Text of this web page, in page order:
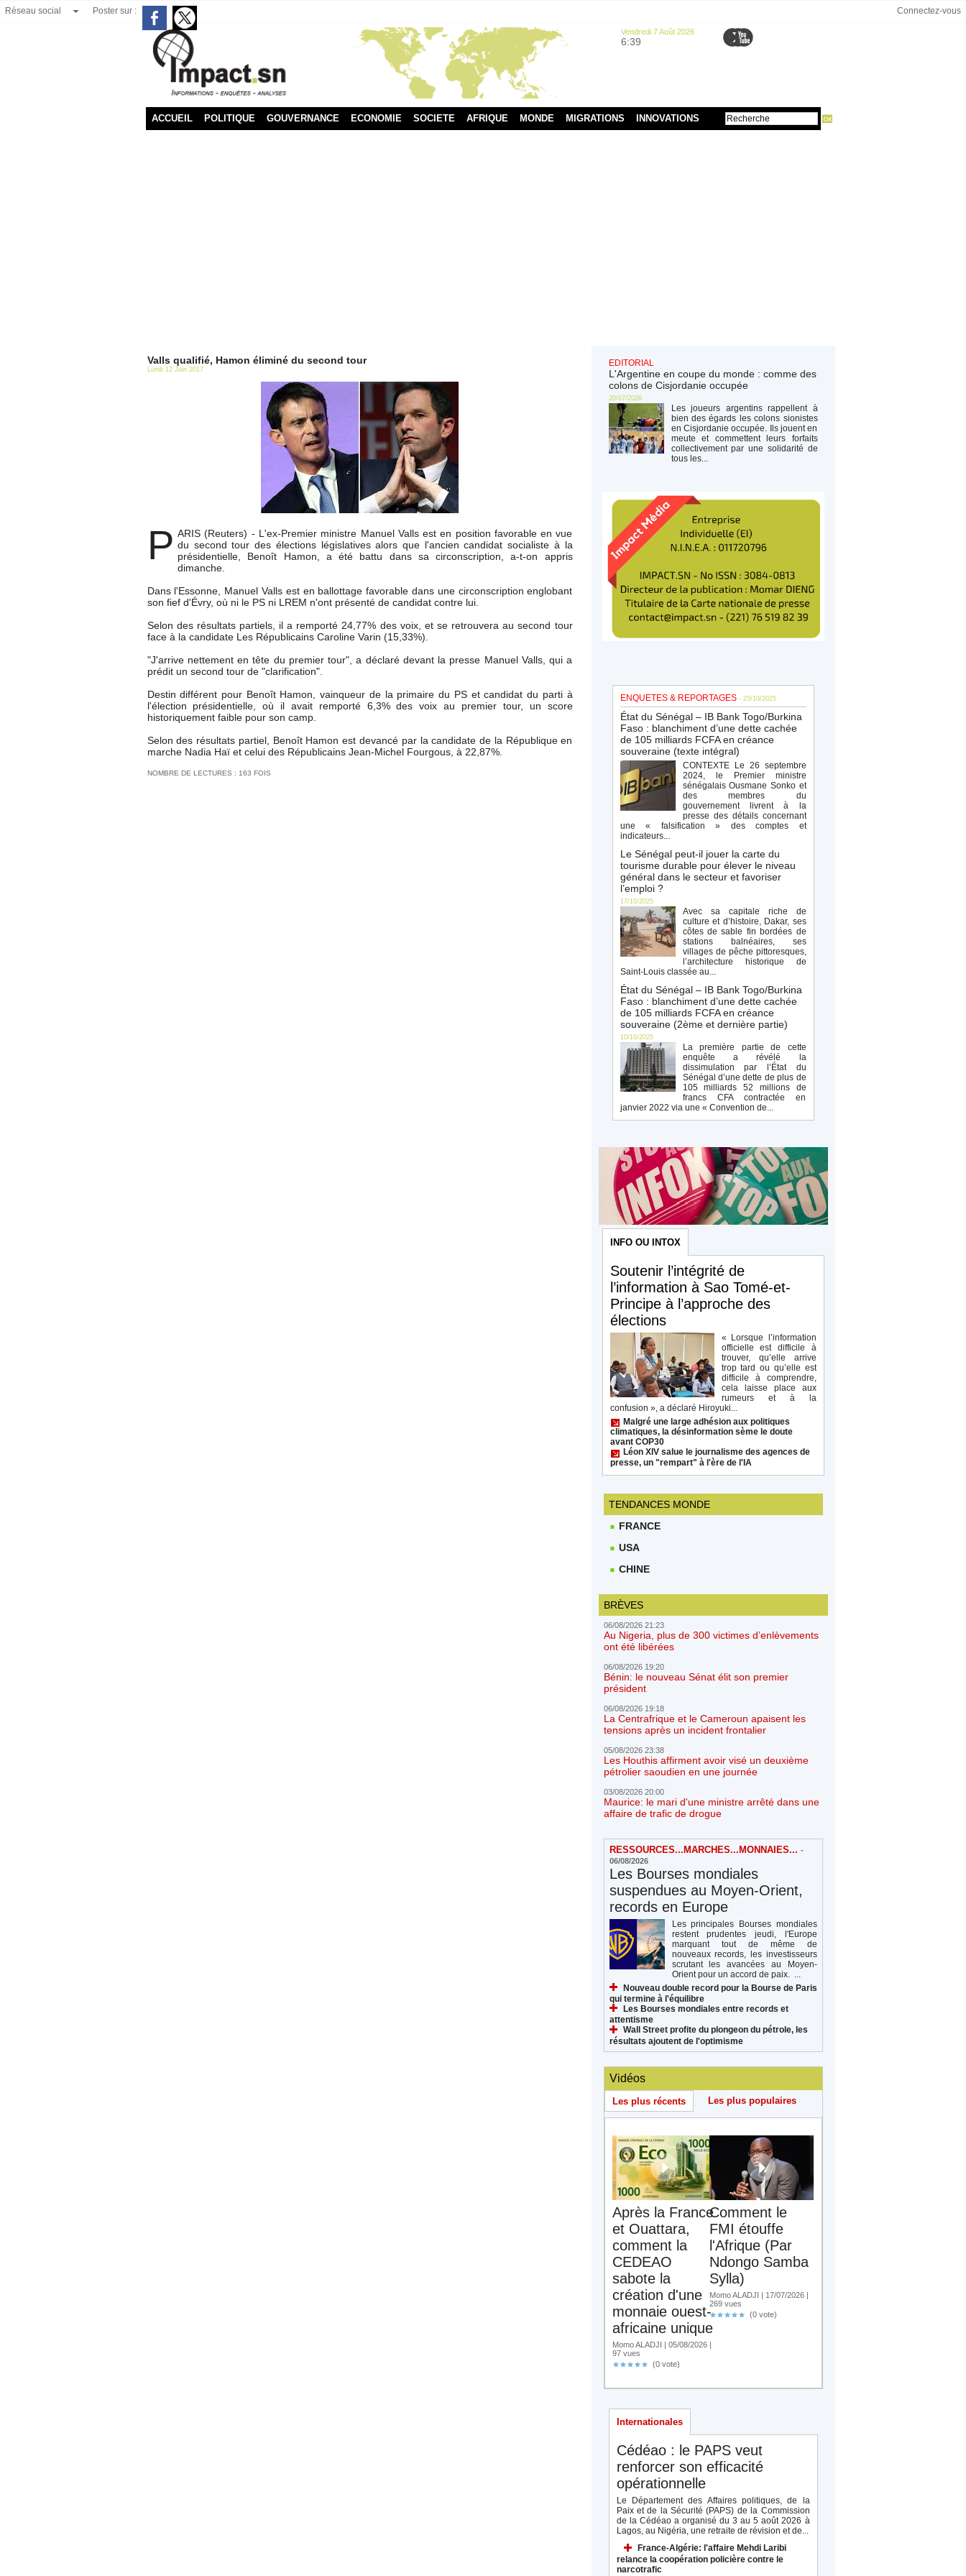
Réseau social Poster sur : Connectez-vous
Vendredi 7 Août 2026
6:39
ACCUEIL POLITIQUE GOUVERNANCE ECONOMIE SOCIETE AFRIQUE MONDE MIGRATIONS INNOVATIONS
Valls qualifié, Hamon éliminé du second tour
Lundi 12 Juin 2017
P ARIS (Reuters) - L'ex-Premier ministre Manuel Valls est en position favorable en vue
du second tour des élections législatives alors que l'ancien candidat socialiste à la
présidentielle, Benoît Hamon, a été battu dans sa circonscription, a-t-on appris
dimanche.
Dans l'Essonne, Manuel Valls est en ballottage favorable dans une circonscription englobant
son fief d'Évry, où ni le PS ni LREM n'ont présenté de candidat contre lui.
Selon des résultats partiels, il a remporté 24,77% des voix, et se retrouvera au second tour
face à la candidate Les Républicains Caroline Varin (15,33%).
"J'arrive nettement en tête du premier tour", a déclaré devant la presse Manuel Valls, qui a
prédit un second tour de "clarification".
Destin différent pour Benoît Hamon, vainqueur de la primaire du PS et candidat du parti à
l'élection présidentielle, où il avait remporté 6,3% des voix au premier tour, un score
historiquement faible pour son camp.
Selon des résultats partiel, Benoît Hamon est devancé par la candidate de la République en
marche Nadia Haï et celui des Républicains Jean-Michel Fourgous, à 22,87%.
NOMBRE DE LECTURES : 163 FOIS
EDITORIAL
L'Argentine en coupe du monde : comme des
colons de Cisjordanie occupée
20/07/2026
Les joueurs argentins rappellent à
bien des égards les colons sionistes
en Cisjordanie occupée. Ils jouent en
meute et commettent leurs forfaits
collectivement par une solidarité de
tous les...
ENQUETES & REPORTAGES - 25/10/2025
État du Sénégal – IB Bank Togo/Burkina
Faso : blanchiment d’une dette cachée
de 105 milliards FCFA en créance
souveraine (texte intégral)
CONTEXTE Le 26 septembre
2024, le Premier ministre
sénégalais Ousmane Sonko et
des membres du
gouvernement livrent à la
presse des détails concernant
une « falsification » des comptes et
indicateurs...
Le Sénégal peut-il jouer la carte du
tourisme durable pour élever le niveau
général dans le secteur et favoriser
l’emploi ?
17/10/2025
Avec sa capitale riche de
culture et d’histoire, Dakar, ses
côtes de sable fin bordées de
stations balnéaires, ses
villages de pêche pittoresques,
l’architecture historique de
Saint-Louis classée au...
État du Sénégal – IB Bank Togo/Burkina
Faso : blanchiment d’une dette cachée
de 105 milliards FCFA en créance
souveraine (2ème et dernière partie)
10/10/2025
La première partie de cette
enquête a révélé la
dissimulation par l’État du
Sénégal d’une dette de plus de
105 milliards 52 millions de
francs CFA contractée en
janvier 2022 via une « Convention de...
INFO OU INTOX
Soutenir l’intégrité de
l’information à Sao Tomé-et-
Principe à l’approche des
élections
« Lorsque l’information
officielle est difficile à
trouver, qu’elle arrive
trop tard ou qu’elle est
difficile à comprendre,
cela laisse place aux
rumeurs et à la
confusion », a déclaré Hiroyuki...
Malgré une large adhésion aux politiques
climatiques, la désinformation sème le doute
avant COP30
Léon XIV salue le journalisme des agences de
presse, un "rempart" à l'ère de l'IA
TENDANCES MONDE
FRANCE
USA
CHINE
BRÈVES
06/08/2026 21:23
Au Nigeria, plus de 300 victimes d’enlèvements
ont été libérées
06/08/2026 19:20
Bénin: le nouveau Sénat élit son premier
président
06/08/2026 19:18
La Centrafrique et le Cameroun apaisent les
tensions après un incident frontalier
05/08/2026 23:38
Les Houthis affirment avoir visé un deuxième
pétrolier saoudien en une journée
03/08/2026 20:00
Maurice: le mari d'une ministre arrêté dans une
affaire de trafic de drogue
RESSOURCES...MARCHES...MONNAIES... -
06/08/2026
Les Bourses mondiales
suspendues au Moyen-Orient,
records en Europe
Les principales Bourses mondiales
restent prudentes jeudi, l'Europe
marquant tout de même de
nouveaux records, les investisseurs
scrutant les avancées au Moyen-
Orient pour un accord de paix. ...
Nouveau double record pour la Bourse de Paris
qui termine à l'équilibre
Les Bourses mondiales entre records et
attentisme
Wall Street profite du plongeon du pétrole, les
résultats ajoutent de l'optimisme
Vidéos
Les plus récents Les plus populaires
Après la France
et Ouattara,
comment la
CEDEAO
sabote la
création d'une
monnaie ouest-
africaine unique
Momo ALADJI | 05/08/2026 |
97 vues
(0 vote)
Comment le
FMI étouffe
l'Afrique (Par
Ndongo Samba
Sylla)
Momo ALADJI | 17/07/2026 |
269 vues
(0 vote)
Internationales
Cédéao : le PAPS veut
renforcer son efficacité
opérationnelle
Le Département des Affaires politiques, de la
Paix et de la Sécurité (PAPS) de la Commission
de la Cédéao a organisé du 3 au 5 août 2026 à
Lagos, au Nigéria, une retraite de révision et de...
France-Algérie: l'affaire Mehdi Laribi
relance la coopération policière contre le
narcotrafic